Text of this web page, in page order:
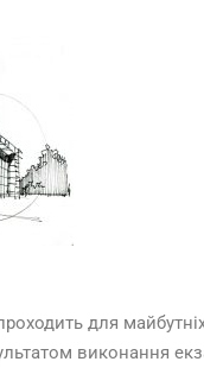
для
виконання